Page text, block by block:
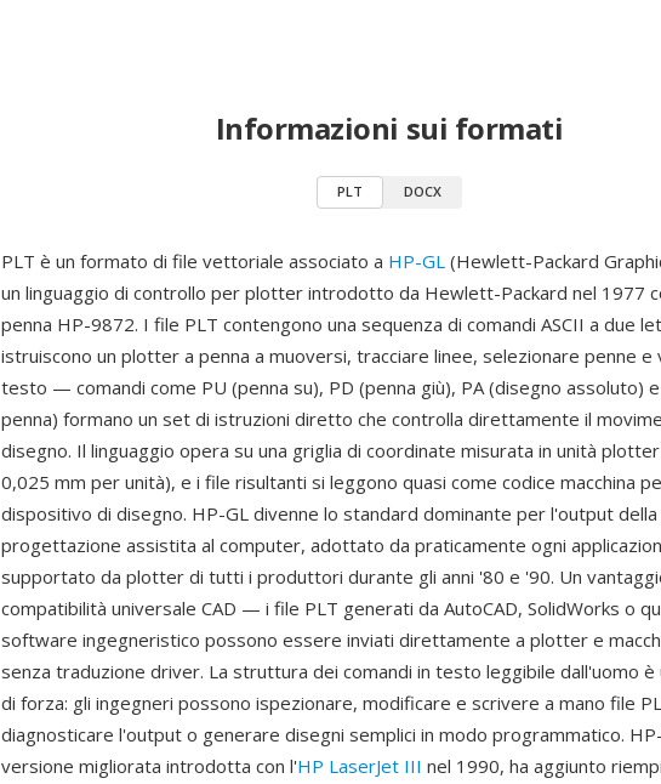
Informazioni sui formati
PLT DOCX
PLT è un formato di file vettoriale associato a HP-GL (Hewlett-Packard
un linguaggio di controllo per plotter introdotto da Hewlett-Packard nel 1977
penna HP-9872. I file PLT contengono una sequenza di comandi ASCII a due
istruiscono un plotter a penna a muoversi, tracciare linee, selezionare penne e
testo — comandi come PU (penna su), PD (penna giù), PA (disegno assoluto)
penna) formano un set di istruzioni diretto che controlla direttamente il
disegno. Il linguaggio opera su una griglia di coordinate misurata in unità
0,025 mm per unità), e i file risultanti si leggono quasi come codice macchina
dispositivo di disegno. HP-GL divenne lo standard dominante per l'output della
progettazione assistita al computer, adottato da praticamente ogni
supportato da plotter di tutti i produttori durante gli anni '80 e '90. Un
compatibilità universale CAD — i file PLT generati da AutoCAD, SolidWorks o
software ingegneristico possono essere inviati direttamente a plotter e
senza traduzione driver. La struttura dei comandi in testo leggibile dall'uomo
di forza: gli ingegneri possono ispezionare, modificare e scrivere a mano file
diagnosticare l'output o generare disegni semplici in modo programmatico.
versione migliorata introdotta con l'HP LaserJet III nel 1990, ha aggiunto